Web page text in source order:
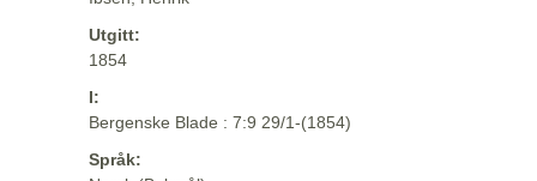
Utgitt:
1854
I:
Bergenske Blade : 7:9 29/1-(1854)
Språk: